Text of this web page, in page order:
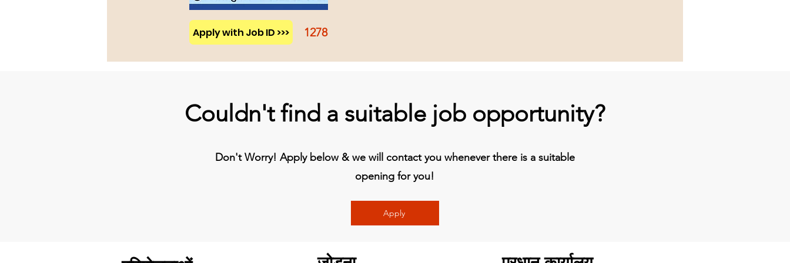
Apply with Job ID >>> 1278
Couldn't find a suitable job opportunity?
Don't Worry! Apply below & we will contact you whenever there is a suitable
opening for you!
Apply